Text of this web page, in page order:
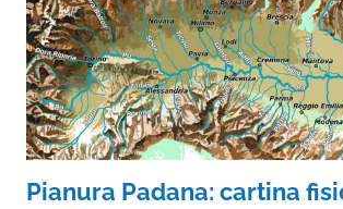
Pianura Padana: cartina